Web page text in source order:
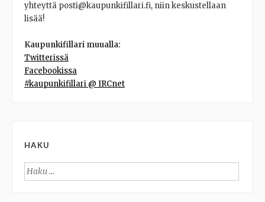
yhteyttä posti@kaupunkifillari.fi, niin keskustellaan
lisää!
Kaupunkifillari muualla:
Twitterissä
Facebookissa
#kaupunkifillari @ IRCnet
HAKU
Haku: